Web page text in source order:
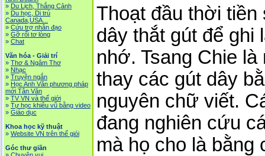
» Du Lịch, Thắng Cảnh
» Du học, Di trú
Canada,USA...
» Cứu trợ nhân đạo
» Gỡ rối tơ lòng
» Chat
Văn hóa - Giải trí
» Thơ & Ngâm Thơ
» Nhạc
» Truyện ngắn
» Học Anh Văn phương pháp
mới Tân Văn
» TV VN và thế giới
» Tự học khiêu vũ bằng video
» Giáo dục
Khoa học kỹ thuật
» Website VN trên thế giói
Góc thư giãn
Thoạt đầu thời
dây thắt gút để ghi
nhớ. Tsang Chie
thay các gút dây
nguyên chữ viết.
đang nghiên cứu
mà họ cho là